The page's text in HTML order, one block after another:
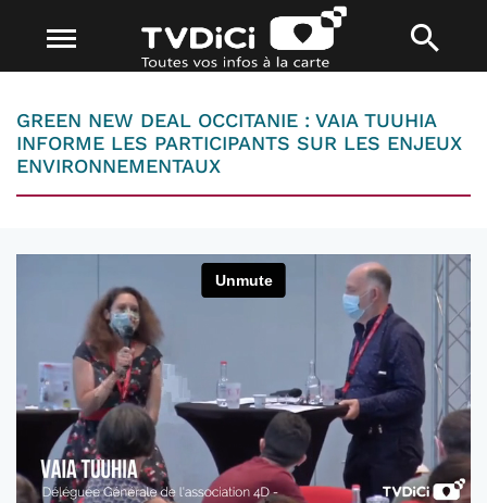
GREEN NEW DEAL OCCITANIE : VAIA TUUHIA
INFORME LES PARTICIPANTS SUR LES ENJEUX
ENVIRONNEMENTAUX